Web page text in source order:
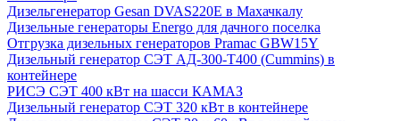
Дизельгенератор Gesan DVAS220E в Махачкалу
Дизельные генераторы Energo для дачного поселка
Отгрузка дизельных генераторов Pramac GВW15Y
Дизельный генератор СЭТ АД-300-Т400 (Cummins) в
контейнере
РИСЭ СЭТ 400 кВт на шасси КАМАЗ
Дизельный генератор СЭТ 320 кВт в контейнере